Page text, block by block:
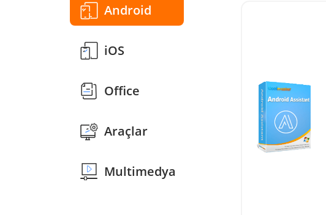
Android
iOS
Office
Araçlar
Multimedya